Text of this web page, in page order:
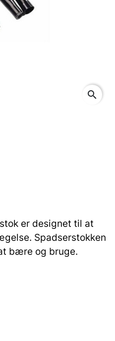
search
er designet til at
Spadserstokken
bære og bruge.